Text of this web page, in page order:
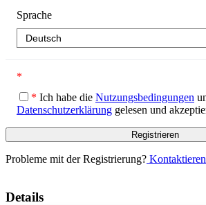
Sprache
*
* Ich habe die Nutzungsbedingungen
Datenschutzerklärung gelesen und
Probleme mit der Registrierung?
Details